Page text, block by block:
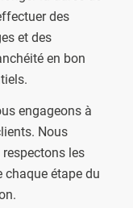
des
et des
en bon
engageons à
Nous
les
chaque étape du